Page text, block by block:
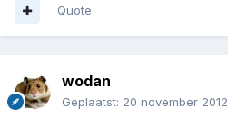
Quote
wodan
Geplaatst: 20 november 2012